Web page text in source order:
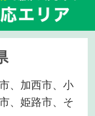
、加西市、小
、姫路市、そ